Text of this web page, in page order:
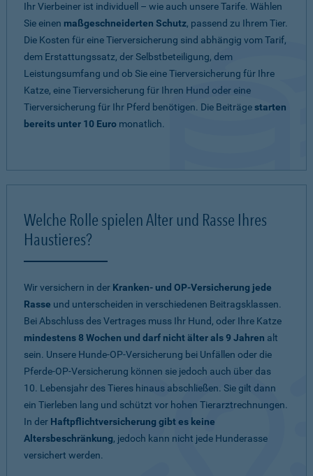
Ihr Vierbeiner ist individuell – wie auch unsere Tarife. Wählen
Sie einen maßgeschneiderten Schutz, passend zu Ihrem Tier.
Die Kosten für eine Tierversicherung sind abhängig vom Tarif,
dem Erstattungssatz, der Selbstbeteiligung, dem
Leistungsumfang und ob Sie eine Tierversicherung für Ihre
Katze, eine Tierversicherung für Ihren Hund oder eine
Tierversicherung für Ihr Pferd benötigen. Die Beiträgestarten
bereits unter 10 Euro monatlich.
Welche Rolle spielen Alter und Rasse Ihres
Haustieres?
Wir versichern in der Kranken- und OP-Versicherung jede
Rasse und unterscheiden in verschiedenen Beitragsklassen.
Bei Abschluss des Vertrages muss Ihr Hund, oder Ihre Katze
mindestens 8 Wochen und darf nicht älter als 9 Jahren alt
sein. Unsere Hunde-OP-Versicherung bei Unfällen oder die
Pferde-OP-Versicherung können sie jedoch auch über das
10. Lebensjahr des Tieres hinaus abschließen. Sie gilt dann
ein Tierleben lang und schützt vor hohen Tierarztrechnungen.
In der Haftpflichtversicherung gibt es keine
Altersbeschränkung, jedoch kann nicht jede Hunderasse
versichert werden.